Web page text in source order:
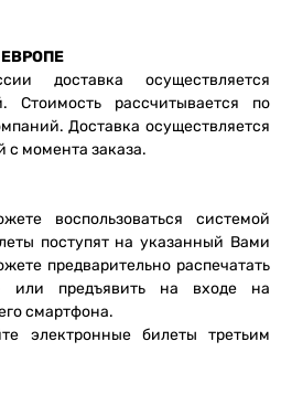
доставка осуществляется
Стоимость рассчитывается по
Доставка осуществляется
с момента заказа.
воспользоваться системой
поступят на указанный Вами
предварительно распечатать
предъявить на входе на
смартфона.
электронные билеты третьим